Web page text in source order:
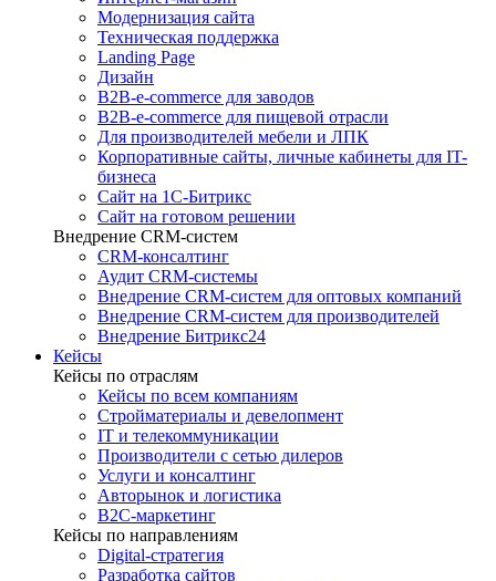
Модернизация сайта
Техническая поддержка
Landing Page
Дизайн
B2B-e-commerce для заводов
B2B-e-commerce для пищевой отрасли
Для производителей мебели и ЛПК
Корпоративные сайты, личные кабинеты для IT-
бизнеса
Сайт на 1С-Битрикс
Сайт на готовом решении
Внедрение CRM-систем
CRM-консалтинг
Аудит CRM-системы
Внедрение CRM-систем для оптовых компаний
Внедрение CRM-систем для производителей
Внедрение Битрикс24
Кейсы
Кейсы по отраслям
Кейсы по всем компаниям
Стройматериалы и девелопмент
IT и телекоммуникации
Производители с сетью дилеров
Услуги и консалтинг
Авторынок и логистика
B2С-маркетинг
Кейсы по направлениям
Digital-стратегия
Разработка сайтов